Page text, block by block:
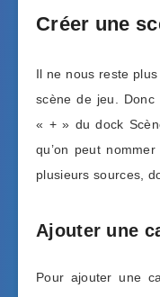
Créer une
Il ne nous reste
scène de jeu.
« + » du dock
qu’on peut
plusieurs sources,
Ajouter une
Pour ajouter une